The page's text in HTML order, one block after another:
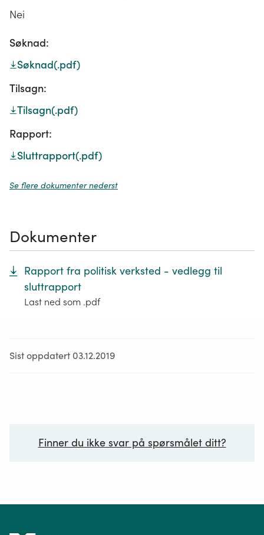
Nei
Søknad:
Søknad(.pdf)
Tilsagn:
Tilsagn(.pdf)
Rapport:
Sluttrapport(.pdf)
Se flere dokumenter nederst
Dokumenter
Rapport fra politisk verksted - vedlegg til
sluttrapport
Last ned som .pdf
Sist oppdatert 03.12.2019
Finner du ikke svar på spørsmålet ditt?